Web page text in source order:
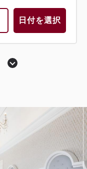
日付を選択
ルームD